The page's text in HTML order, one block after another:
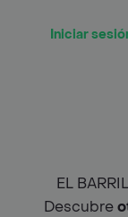
Iniciar
EL
Descubre